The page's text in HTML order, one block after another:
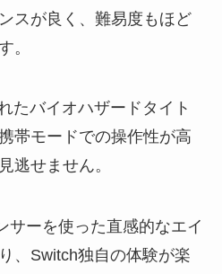
スが良く、難易度もほど
。
たバイオハザードタイト
帯モードでの操作性が高
逃せません。
サーを使った直感的なエイ
、Switch独自の体験が楽